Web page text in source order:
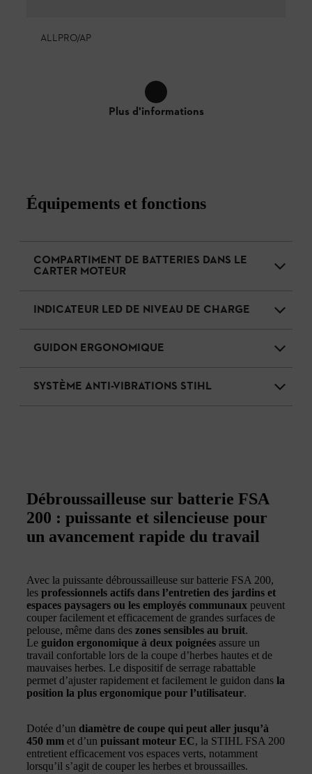
ALLPRO/AP
Plus d'informations
Équipements et fonctions
COMPARTIMENT DE BATTERIES DANS LE
CARTER MOTEUR
INDICATEUR LED DE NIVEAU DE CHARGE
GUIDON ERGONOMIQUE
SYSTÈME ANTI-VIBRATIONS STIHL
Débroussailleuse sur batterie FSA
200 : puissante et silencieuse pour
un avancement rapide du travail
Avec la puissante débroussailleuse sur batterie FSA 200,
les professionnels actifs dans l’entretien des jardins et
espaces paysagers ou les employés communaux peuvent
couper facilement et efficacement de grandes surfaces de
pelouse, même dans des zones sensibles au bruit.
Le guidon ergonomique à deux poignées assure un
travail confortable lors de la coupe d’herbes hautes et de
mauvaises herbes. Le dispositif de serrage rabattable
permet d’ajuster rapidement et facilement le guidon dans la
position la plus ergonomique pour l’utilisateur.
Dotée d’un diamètre de coupe qui peut aller jusqu’à
450 mm et d’un puissant moteur EC, la STIHL FSA 200
entretient efficacement vos espaces verts, notamment
lorsqu’il s’agit de couper les herbes et broussailles.